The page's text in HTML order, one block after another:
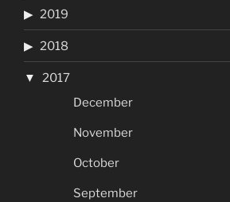
2019
2018
2017
December
November
October
September